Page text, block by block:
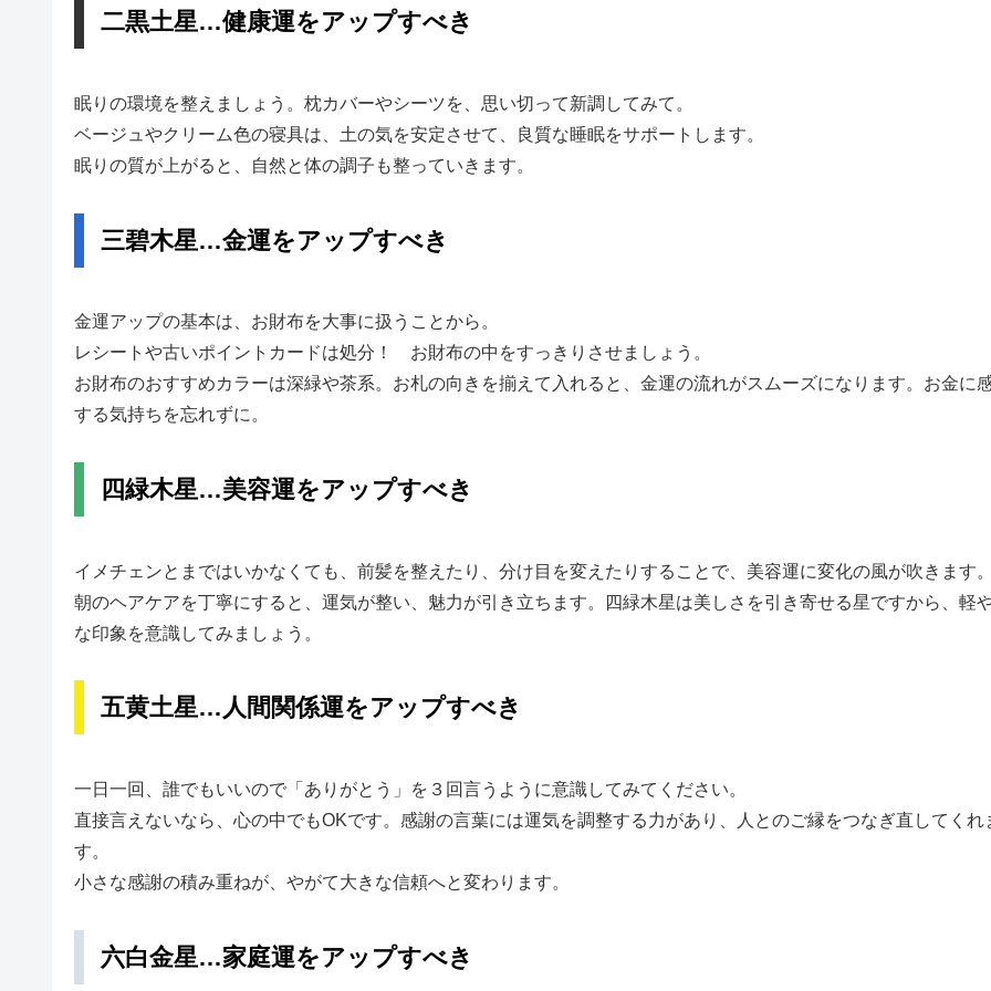
二黒土星…健康運をアップすべき
眠りの環境を整えましょう。枕カバーやシーツを、思い切って新調してみて。
ベージュやクリーム色の寝具は、土の気を安定させて、良質な睡眠をサポートします。
眠りの質が上がると、自然と体の調子も整っていきます。
三碧木星…金運をアップすべき
金運アップの基本は、お財布を大事に扱うことから。
レシートや古いポイントカードは処分！ お財布の中をすっきりさせましょう。
お財布のおすすめカラーは深緑や茶系。お札の向きを揃えて入れると、金運の流れがスムーズになります。お金に
する気持ちを忘れずに。
四緑木星…美容運をアップすべき
イメチェンとまではいかなくても、前髪を整えたり、分け目を変えたりすることで、美容運に変化の風が吹きます
朝のヘアケアを丁寧にすると、運気が整い、魅力が引き立ちます。四緑木星は美しさを引き寄せる星ですから、軽
な印象を意識してみましょう。
五黄土星…人間関係運をアップすべき
一日一回、誰でもいいので「ありがとう」を３回言うように意識してみてください。
直接言えないなら、心の中でもOKです。感謝の言葉には運気を調整する力があり、人とのご縁をつなぎ直してくれ
す。
小さな感謝の積み重ねが、やがて大きな信頼へと変わります。
六白金星…家庭運をアップすべき